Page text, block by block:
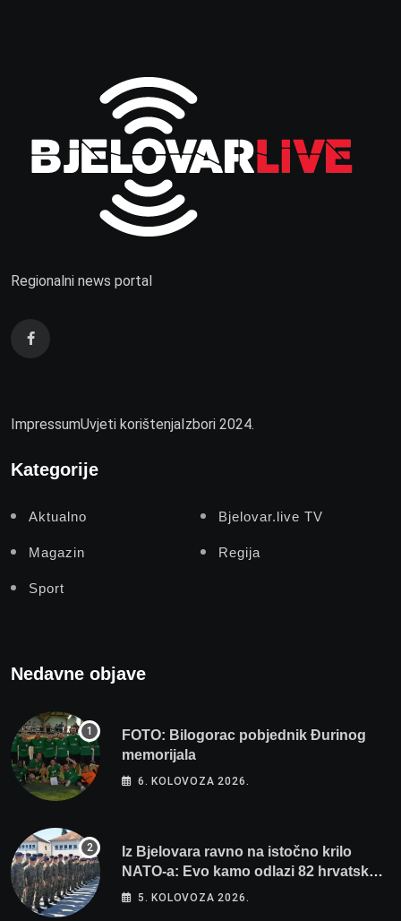
Regionalni news portal
ImpressumUvjeti korištenjaIzbori 2024.
Kategorije
Aktualno Bjelovar.live TV
Magazin Regija
Sport
Nedavne objave
FOTO: Bilogorac pobjednik Đurinog
memorijala
6. KOLOVOZA 2026.
Iz Bjelovara ravno na istočno krilo
NATO-a: Evo kamo odlazi 82 hrvatska
vojnika i 6 vojnikinja
5. KOLOVOZA 2026.